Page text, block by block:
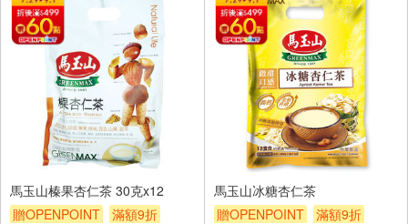
馬玉山榛果杏仁茶 30克x12
贈OPENPOINT
滿額9折
馬玉山冰糖杏仁茶
贈OPENPOINT
滿額9折